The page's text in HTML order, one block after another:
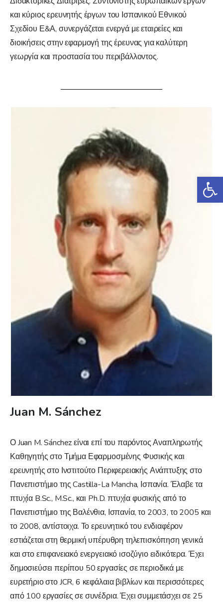
και κύριος ερευνητής έργων του Ισπανικού Εθνικού
Σχεδίου Ε&Α, συνεργάζεται ενεργά με εταιρείες και
διοικήσεις στην εφαρμογή της έρευνας για καλύτερη
γεωργία και προστασία του περιβάλλοντος.
Juan M. Sánchez
Ο Juan M. Sánchez είναι επί του παρόντος Αναπληρωτής
Καθηγητής στο Τμήμα Εφαρμοσμένης Φυσικής και
ερευνητής στο Ινστιτούτο Περιφερειακής Ανάπτυξης στο
Πανεπιστήμιο της Castilla-La Mancha, Ισπανία. Έλαβε τα
πτυχία B.Sc., M.Sc., και Ph.D. πτυχία φυσικής από το
Πανεπιστήμιο της Βαλένθια, Ισπανία, το 2003, το 2005 και
το 2008, αντίστοιχα. Το ερευνητικό του ενδιαφέρον
εστιάζεται στη θερμική υπέρυθρη τηλεπισκόπηση γενικά
και στο επιφανειακό ενεργειακό ισοζύγιο ειδικότερα. Έχει
δημοσιεύσει περίπου 50 εργασίες σε περιοδικά με
ευρετήριο στο JCR, 6 κεφάλαια βιβλίων και περισσότερες
από 100 εργασίες σε συνέδρια. Έχει συμμετάσχει σε 25